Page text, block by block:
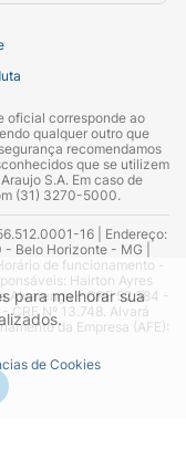
para melhorar sua
de Cookies
oficial corresponde ao
qualquer outro que
recomendamos
que se utilizem
S.A. Em caso de
(31) 3270-5000.
16 | Endereço:
Belo Horizonte - MG |
de funcionamento -
Hairton Ayres
Alvarenga – CRF 52.584 -
CRF Nº 13.748. Alvará
da Empresa (AFE):